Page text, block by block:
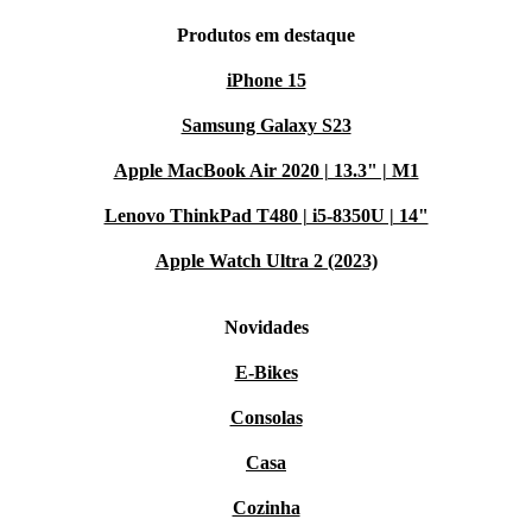
Produtos em destaque
iPhone 15
Samsung Galaxy S23
Apple MacBook Air 2020 | 13.3" | M1
Lenovo ThinkPad T480 | i5-8350U | 14"
Apple Watch Ultra 2 (2023)
Novidades
E-Bikes
Consolas
Casa
Cozinha